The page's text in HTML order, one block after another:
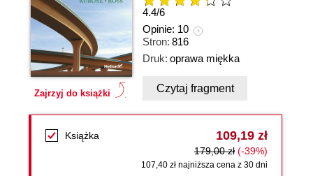
Zajrzyj do książki
4.4/6
Opinie: 10
Stron: 816
Druk: oprawa miękka
Czytaj fragment
Książka 109,19 zł
179,00 zł (-39%)
107,40 zł najniższa cena z 30 dni